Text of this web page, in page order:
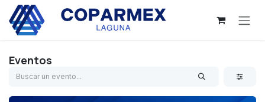
Ir al contenido
Eventos